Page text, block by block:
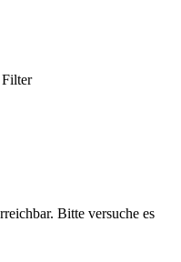
Filter
Bitte versuche es